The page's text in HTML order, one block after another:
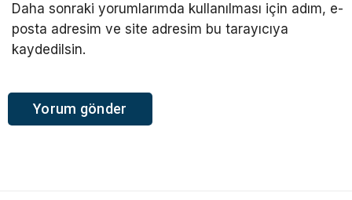
Daha sonraki yorumlarımda kullanılması için adım, e-
posta adresim ve site adresim bu tarayıcıya
kaydedilsin.